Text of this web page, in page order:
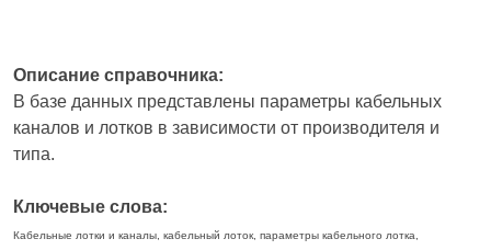
Описание справочника:
В базе данных представлены параметры кабельных
каналов и лотков в зависимости от производителя и
типа.
Ключевые слова:
Кабельные лотки и каналы, кабельный лоток, параметры кабельного лотка,